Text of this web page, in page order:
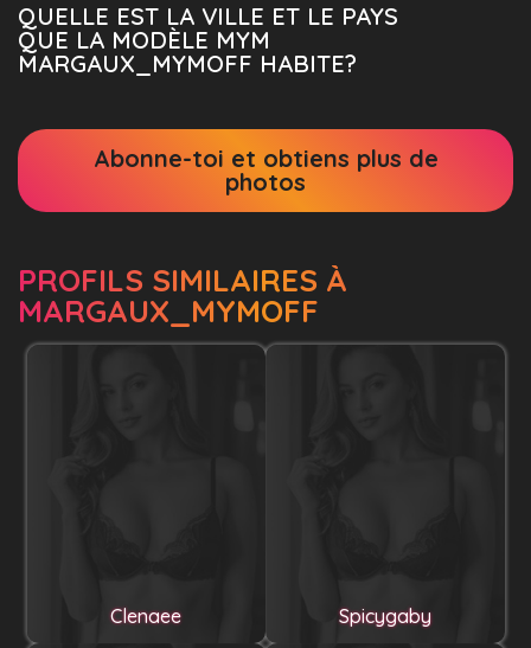
QUELLE EST LA VILLE ET LE PAYS
QUE LA MODÈLE MYM
MARGAUX_MYMOFF HABITE?
Abonne-toi et obtiens plus de
photos
PROFILS SIMILAIRES À
MARGAUX_MYMOFF
Clenaee Spicygaby